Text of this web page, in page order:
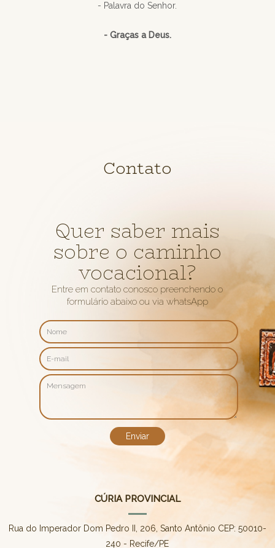
- Palavra do Senhor.
- Graças a Deus.
Contato
Quer saber mais
sobre o caminho
vocacional?
Entre em contato conosco preenchendo o
formulário abaixo ou via whatsApp
CÚRIA PROVINCIAL
Rua do Imperador Dom Pedro II, 206, Santo Antônio CEP: 50010-
240 - Recife/PE